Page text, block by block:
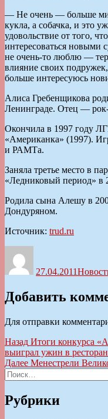
— Не очень — больше
кукла, а собачка, и это
удовольствие от того,
интересоваться новыми
не очень-то люблю —
влияние своих
больше интересуюсь
Алиса Гребенщикова
Ленинграде. Отец —
Окончила в 1997 году
«Американка» (1997).
и РАМТа.
Заняла третье место в
«Ледниковый период» в
Родила сына Алешу в
Дондуряном.
Источник: trud.ru
27.04.2011
Добавить
Для отправки
Навигация
по
записям
Назад Предыдущая
запись:
Итоги конкурса
выиграл ужин в
Далее Следующая
Менестрели
Искать:
Рубрики